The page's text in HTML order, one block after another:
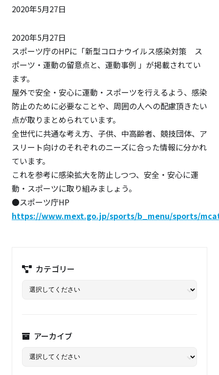
2020年5月27日
2020年5月27日
スポーツ庁のHPに「新型コロナウイルス感染対策 ス
ポーツ・運動の留意点と、運動事例 」が掲載されてい
ます。
屋外で安全・安心に運動・スポーツを行えるよう、感染
防止のために必要なことや、周囲の人への配慮頂きたい
点が取りまとめられています。
全世代に共通な考え方、子供、中高齢者、競技団体、ア
スリート向けのそれぞれのニーズに合った情報に分かれ
ています。
これを参考に感染拡大を防止しつつ、安全・安心に運
動・スポーツに取り組みましょう。
●スポーツ庁HP
https://www.mext.go.jp/sports/b_menu/sports/
カテゴリー
アーカイブ